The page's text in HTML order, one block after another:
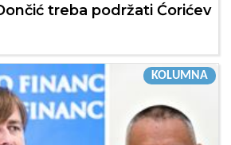
treba podržati Ćorićev
KOLUMNA